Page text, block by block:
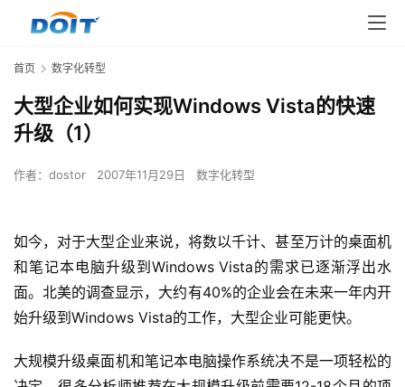
首页 数字化转型
大型企业如何实现Windows Vista的快速
升级（1）
作者： dostor 2007年11月29日 数字化转型
如今，对于大型企业来说，将数以千计、甚至万计的桌面机
和笔记本电脑升级到Windows Vista的需求已逐渐浮出水
面。北美的调查显示，大约有40%的企业会在未来一年内开
始升级到Windows Vista的工作，大型企业可能更快。
大规模升级桌面机和笔记本电脑操作系统决不是一项轻松的